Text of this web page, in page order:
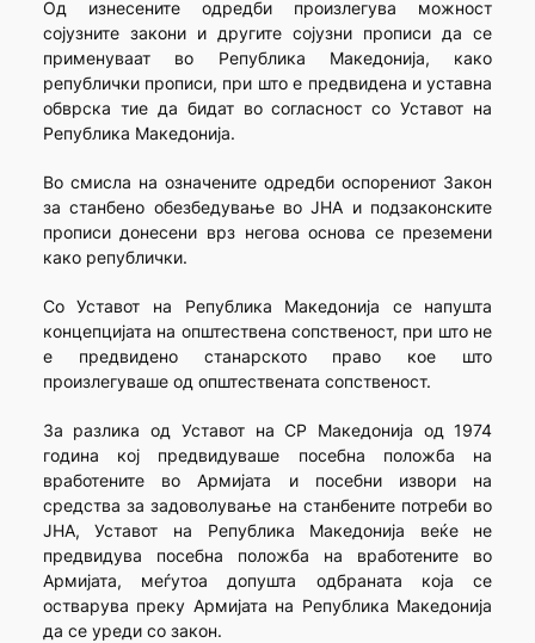
Од изнесените одредби произлегува можност
сојузните закони и другите сојузни прописи да се
применуваат во Република Македонија, како
републички прописи, при што е предвидена и уставна
обврска тие да бидат во согласност со Уставот на
Република Македонија.
Во смисла на означените одредби оспорениот Закон
за станбено обезбедување во ЈНА и подзаконските
прописи донесени врз негова основа се преземени
како републички.
Со Уставот на Република Македонија се напушта
концепцијата на општествена сопственост, при што не
е предвидено станарското право кое што
произлегуваше од општествената сопственост.
За разлика од Уставот на СР Македонија од 1974
година кој предвидуваше посебна положба на
вработените во Армијата и посебни извори на
средства за задоволување на станбените потреби во
ЈНА, Уставот на Република Македонија веќе не
предвидува посебна положба на вработените во
Армијата, меѓутоа допушта одбраната која се
остварува преку Армијата на Република Македонија
да се уреди со закон.